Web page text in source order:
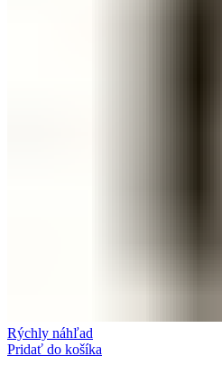
Rýchly náhľad
Pridať do košíka